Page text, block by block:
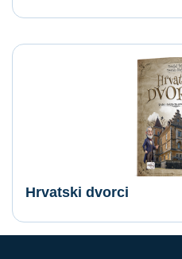
Hrvatski dvorci